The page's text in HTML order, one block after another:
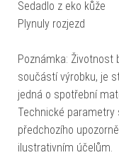
Sedadlo z eko kůže
Plynuly rozjezd
Poznámka: Životnost
součástí výrobku, je
jedná o spotřební
Technické parametry
předchozího
ilustrativním účelům.